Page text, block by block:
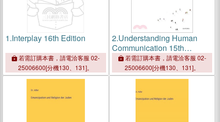
1.Interplay 16th Edition
若需訂購本書，請電洽客服 02-
25006600[分機130、131]。
2.Understanding Human
Communication 15th
Edition: Premium Edition
with Oxford Learning Link
eBook Access Code
若需訂購本書，請電洽客服 02-
25006600[分機130、131]。